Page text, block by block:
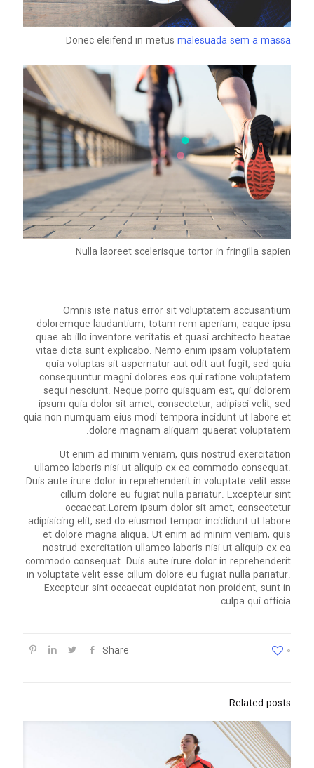
Donec eleifend in metus malesuada sem a massa
Nulla laoreet scelerisque tortor in fringilla sapien
Omnis iste natus error sit voluptatem accusantium
doloremque laudantium, totam rem aperiam, eaque ipsa
quae ab illo inventore veritatis et quasi architecto beatae
vitae dicta sunt explicabo. Nemo enim ipsam voluptatem
quia voluptas sit aspernatur aut odit aut fugit, sed quia
consequuntur magni dolores eos qui ratione voluptatem
sequi nesciunt. Neque porro quisquam est, qui dolorem
ipsum quia dolor sit amet, consectetur, adipisci velit, sed
quia non numquam eius modi tempora incidunt ut labore et
dolore magnam aliquam quaerat voluptatem.
Ut enim ad minim veniam, quis nostrud exercitation
ullamco laboris nisi ut aliquip ex ea commodo consequat.
Duis aute irure dolor in reprehenderit in voluptate velit esse
cillum dolore eu fugiat nulla pariatur. Excepteur sint
occaecat.Lorem ipsum dolor sit amet, consectetur
adipisicing elit, sed do eiusmod tempor incididunt ut labore
et dolore magna aliqua. Ut enim ad minim veniam, quis
nostrud exercitation ullamco laboris nisi ut aliquip ex ea
commodo consequat. Duis aute irure dolor in reprehenderit
in voluptate velit esse cillum dolore eu fugiat nulla pariatur.
Excepteur sint occaecat cupidatat non proident, sunt in
culpa qui officia .
Share 0
Related posts